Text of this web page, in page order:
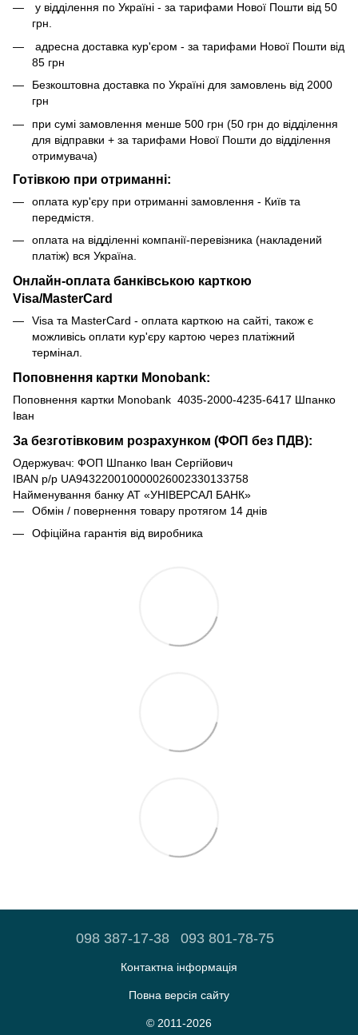
у відділення по Україні - за тарифами Нової Пошти від 50
грн.
адресна доставка кур'єром - за тарифами Нової Пошти від
85 грн
Безкоштовна доставка по Україні для замовлень від 2000
грн
при сумі замовлення менше 500 грн (50 грн до відділення
для відправки + за тарифами Нової Пошти до відділення
отримувача)
Готівкою при отриманні:
оплата кур'єру при отриманні замовлення - Київ та
передмістя.
оплата на відділенні компанії-перевізника (накладений
платіж) вся Україна.
Онлайн-оплата банківською карткою
Visa/MasterCard
Visa та MasterCard - оплата карткою на сайті, також є
можливісь оплати кур'єру картою через платіжний
термінал.
Поповнення картки Monobank:
Поповнення картки Monobank 4035-2000-4235-6417 Шпанко
Іван
За безготівковим розрахунком (ФОП без ПДВ):
Одержувач: ФОП Шпанко Іван Сергійович
IBAN р/р UA943220010000026002330133758
Найменування банку АТ «УНІВЕРСАЛ БАНК»
Обмін / повернення товару протягом 14 днів
Офіційна гарантія від виробника
098 387-17-38 093 801-78-75
Контактна інформація
Повна версія сайту
© 2011-2026